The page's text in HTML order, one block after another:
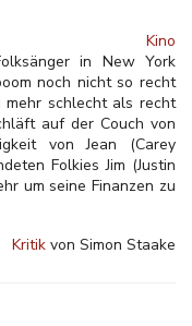
Kino
in New York
noch nicht so recht
schlecht als recht
auf der Couch von
von Jean (Carey
Folkies Jim (Justin
um seine Finanzen zu
Kritik von Simon Staake